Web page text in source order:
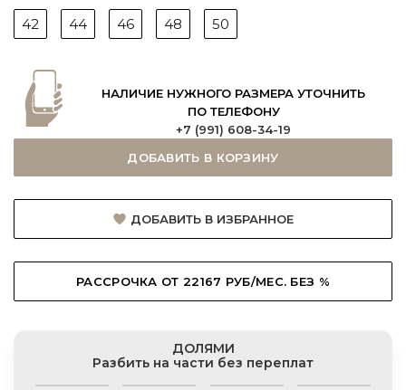
42
44 46 48 50
НАЛИЧИЕ НУЖНОГО РАЗМЕРА УТОЧНИТЬ
ПО ТЕЛЕФОНУ
+7 (991) 608-34-19
ДОБАВИТЬ В КОРЗИНУ
ДОБАВИТЬ В ИЗБРАННОЕ
РАССРОЧКА ОТ 22167 РУБ/МЕС. БЕЗ %
ДОЛЯМИ
Разбить на части без переплат